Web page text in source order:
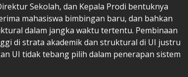
Sekolah, dan Kepala Prodi bentuknya
mahasiswa bimbingan baru, dan bahkan
dalam jangka waktu tertentu. Pembinaan
di strata akademik dan struktural di UI justru
UI tidak tebang pilih dalam penerapan sistem